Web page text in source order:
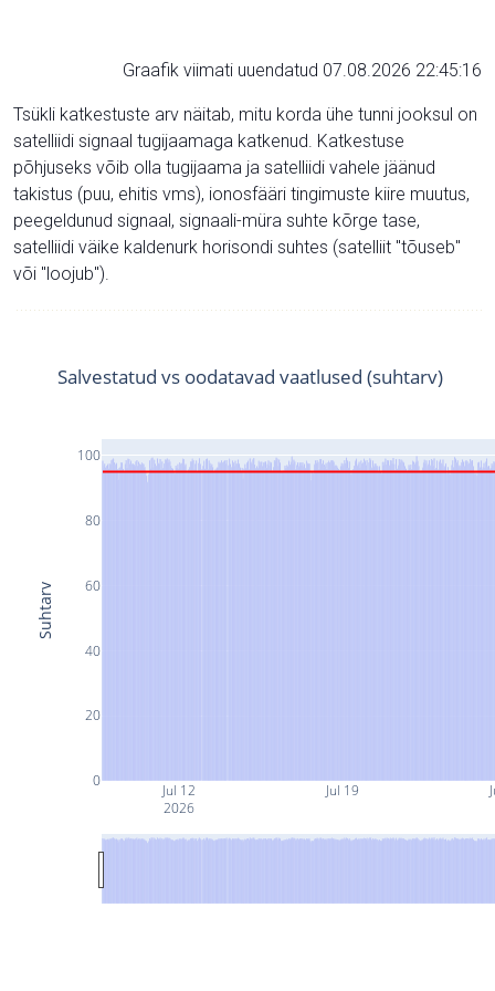
Graafik viimati uuendatud 07.08.2026 22:45:16
Tsükli katkestuste arv näitab, mitu korda ühe tunni jooksul on
satelliidi signaal tugijaamaga katkenud. Katkestuse
põhjuseks võib olla tugijaama ja satelliidi vahele jäänud
takistus (puu, ehitis vms), ionosfääri tingimuste kiire muutus,
peegeldunud signaal, signaali-müra suhte kõrge tase,
satelliidi väike kaldenurk horisondi suhtes (satelliit "tõuseb"
või "loojub").
Jul 12
2026
Jul 19
0
20
40
60
80
100
Salvestatud vs oodatavad vaatlused (suhtarv)
Suhtarv